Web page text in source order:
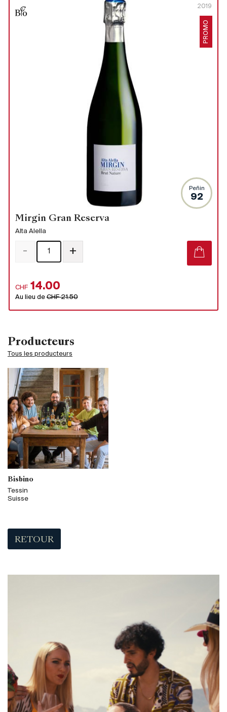
Producteurs
Tous les producteurs
Bisbino
Tessin
Suisse
RETOUR
2019
PROMO
Peñin
92
Mirgin Gran Reserva
Alta Alella
CHF 14.00
Au lieu deCHF 21.50
- +